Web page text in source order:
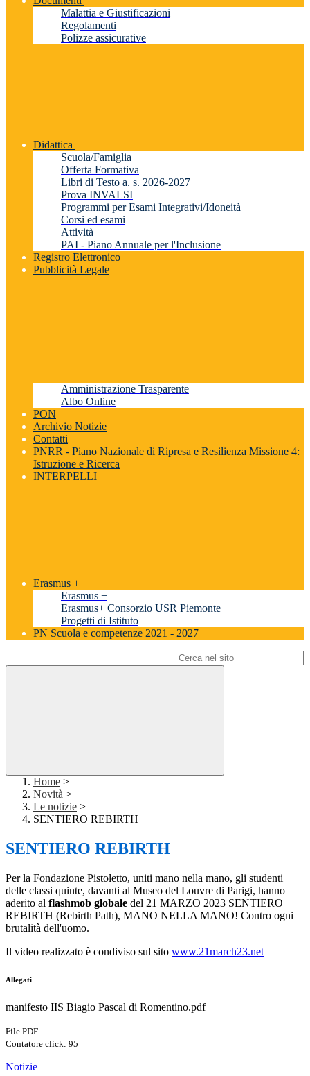
Malattia e Giustificazioni
Regolamenti
Polizze assicurative
Didattica
Scuola/Famiglia
Offerta Formativa
Libri di Testo a. s. 2026-2027
Prova INVALSI
Programmi per Esami Integrativi/Idoneità
Corsi ed esami
Attività
PAI - Piano Annuale per l'Inclusione
Registro Elettronico
Pubblicità Legale
Amministrazione Trasparente
Albo Online
PON
Archivio Notizie
Contatti
PNRR - Piano Nazionale di Ripresa e Resilienza Missione 4:
Istruzione e Ricerca
INTERPELLI
Erasmus +
Erasmus +
Erasmus+ Consorzio USR Piemonte
Progetti di Istituto
PN Scuola e competenze 2021 - 2027
Home >
Novità >
Le notizie >
SENTIERO REBIRTH
SENTIERO REBIRTH
Per la Fondazione Pistoletto, uniti mano nella mano, gli studenti
delle classi quinte, davanti al Museo del Louvre di Parigi, hanno
aderito al flashmob globale del 21 MARZO 2023 SENTIERO
REBIRTH (Rebirth Path), MANO NELLA MANO! Contro ogni
brutalità dell'uomo.
Il video realizzato è condiviso sul sito www.21march23.net
Allegati
manifesto IIS Biagio Pascal di Romentino.pdf
File PDF
Contatore click: 95
Notizie